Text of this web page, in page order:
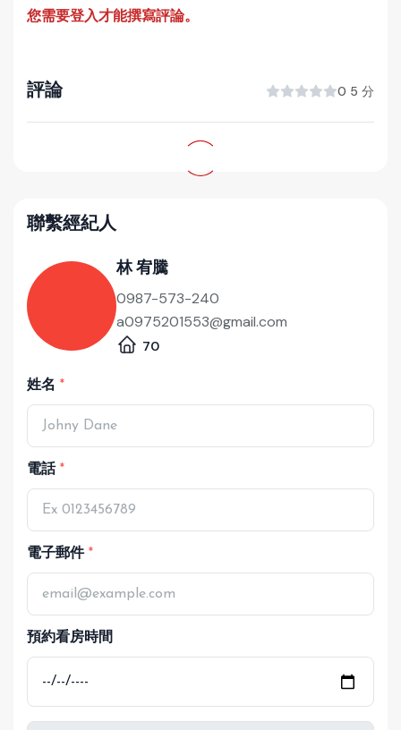
您需要登入才能撰寫評論。
評論 0 5 分
聯繫經紀人
林 宥騰
0987-573-240
a0975201553@gmail.com
70
姓名
電話
電子郵件
預約看房時間